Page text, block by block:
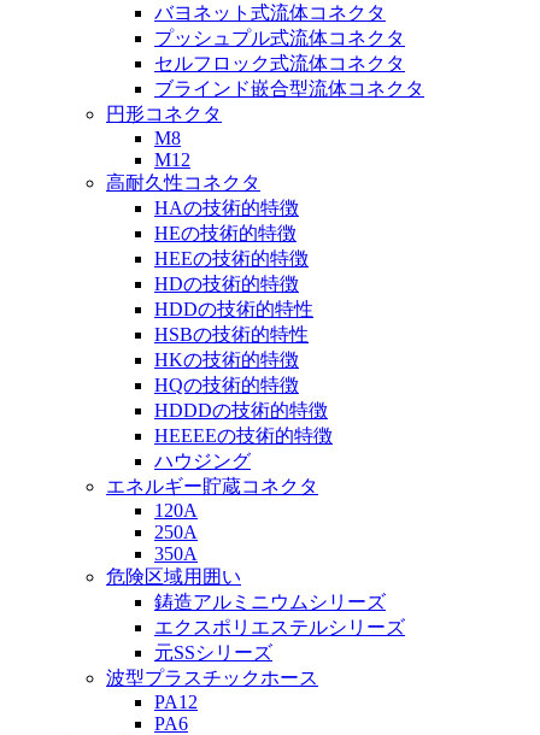
バヨネット式流体コネクタ
プッシュプル式流体コネクタ
セルフロック式流体コネクタ
ブラインド嵌合型流体コネクタ
円形コネクタ
M8
M12
高耐久性コネクタ
HAの技術的特徴
HEの技術的特徴
HEEの技術的特徴
HDの技術的特徴
HDDの技術的特性
HSBの技術的特性
HKの技術的特徴
HQの技術的特徴
HDDDの技術的特徴
HEEEEの技術的特徴
ハウジング
エネルギー貯蔵コネクタ
120A
250A
350A
危険区域用囲い
鋳造アルミニウムシリーズ
エクスポリエステルシリーズ
元SSシリーズ
波型プラスチックホース
PA12
PA6